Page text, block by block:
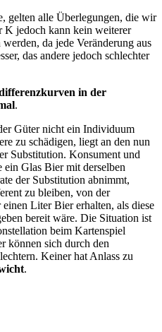
gelten alle Überlegungen, die wir
K jedoch kann kein weiterer
da jede Veränderung aus
das andere jedoch schlechter
in der
.
Güter nicht ein Individuum
zu schädigen, liegt an den nun
Substitution. Konsument und
Glas Bier mit derselben
der Substitution abnimmt,
zu bleiben, von der
Liter Bier erhalten, als diese
bereit wäre. Die Situation ist
beim Kartenspiel
können sich durch den
Keiner hat Anlass zu
.